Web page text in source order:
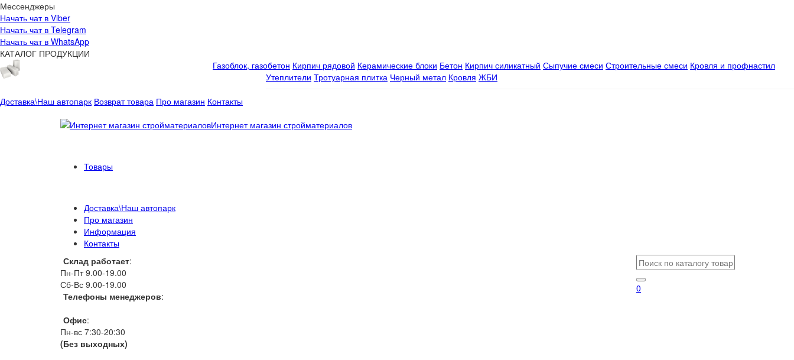
Мессенджеры
Начать чат в Viber
Начать чат в Telegram
Начать чат в WhatsApp
КАТАЛОГ ПРОДУКЦИИ
Газоблок, газобетон Кирпич рядовой Керамические блоки Бетон Кирпич силикатный Сыпучие смеси Строительные смеси Кровля и профнастил
Утеплители Тротуарная плитка Черный метал Кровля ЖБИ
Доставка\Наш автопарк Возврат товара Про магазин Контакты
Интернет магазин стройматериалов
Товары
Доставка\Наш автопарк
Про магазин
Информация
Контакты
Склад работает:
Пн-Пт 9.00-19.00
Сб-Вс 9.00-19.00
Телефоны менеджеров:
Офис:
Пн-вс 7:30-20:30
(Без выходных)
0